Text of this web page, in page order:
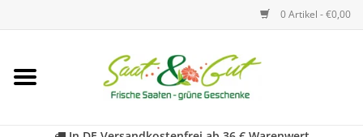
0 Artikel - €0,00
Startseite